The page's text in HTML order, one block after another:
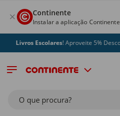
Continente
Instalar a aplicação Continente
Escolares! Aproveite 5% Desconto
O que procura?